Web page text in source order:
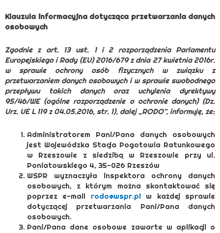
Klauzula informacyjna dotycząca przetwarzania danych
osobowych
Zgodnie z art. 13 ust. 1 i 2 rozporządzenia Parlamentu
Europejskiego i Rady (EU) 2016/679 z dnia 27 kwietnia 2016r.
w sprawie ochrony osób fizycznych w związku z
przetwarzaniem danych osobowych i w sprawie swobodnego
przepływu takich danych oraz uchylenia dyrektywy
95/46/WE (ogólne rozporządzenie o ochronie danych) (Dz.
Urz. UE L 119 z 04.05.2016, str. 1), dalej „RODO”, informuję, że:
Administratorem Pani/Pana danych osobowych
jest Wojewódzka Stacja Pogotowia Ratunkowego
w Rzeszowie z siedzibą w Rzeszowie przy ul.
Poniatowskiego 4, 35-026 Rzeszów
WSPR wyznaczyła inspektora ochrony danych
osobowych, z którym można skontaktować się
poprzez e-mail rodo@wspr.pl w każdej sprawie
dotyczącej przetwarzania Pani/Pana danych
osobowych.
Pani/Pana dane osobowe zawarte w aplikacji o